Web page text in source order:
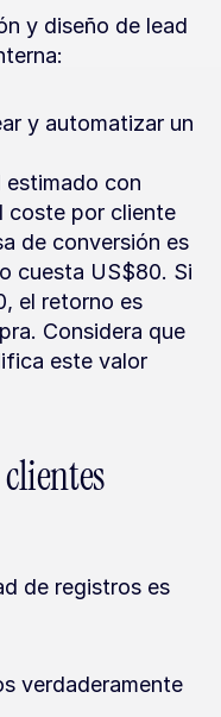
y diseño de lead
y automatizar un
estimado con
coste por cliente
de conversión es
cuesta US$80. Si
el retorno es
Considera que
este valor
de registros es
verdaderamente